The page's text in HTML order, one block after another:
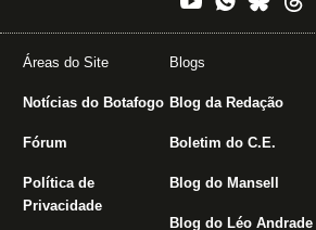
Áreas do Site
Notícias do Botafogo
Fórum
Política de
Privacidade
Blogs
Blog da Redação
Boletim do C.E.
Blog do Mansell
Blog do Léo Andrade